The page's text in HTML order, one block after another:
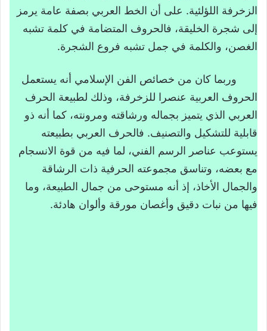
الزخرفة اللؤلئية. على أن الخط العربي بصفة عامة يرمز
إلى شجرة الخليقة، فالحروف المتضامة في كلمة تشبه
الغصن، والكلمة في جمل تشبه فروع الشجرة.
وربما كان من خصائص الفن الإسلامي أنه يستعمل
الحروف العربية عنصرا للزخرفة، وذلك لطبيعة الحرف
العربي الذي يتميز بجماله ورشاقته ومرونته، كما أنه ذو
قابلية للتشكيل والتصنيف. فالحرف العربي بطبيعته
يستوعب عناصر الرسم الفني، لما فيه من قوة الانسجام
مع بعضه، وتناسق مجموعته الحرفية ذات الرشاقة
والجمال الأخاذ، إذ أنه مستوحى من جمال الطبيعة، وما
فيها من نبات دقيق وأغصان مورقة وألوان هادئة.